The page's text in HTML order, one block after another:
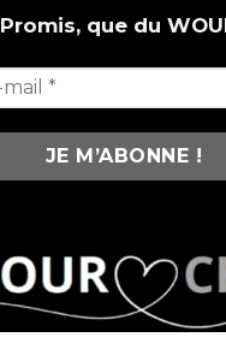
Promis, que du